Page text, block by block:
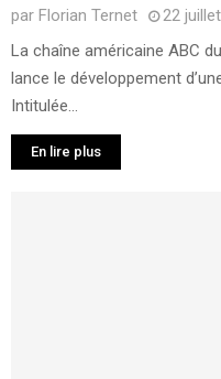
par Florian Ternet
22
La chaîne américaine ABC
lance le développement
Intitulée...
En lire plus